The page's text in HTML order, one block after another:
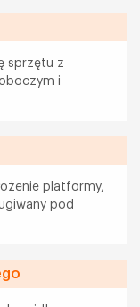
sprzętu z
i
platformy,
pod